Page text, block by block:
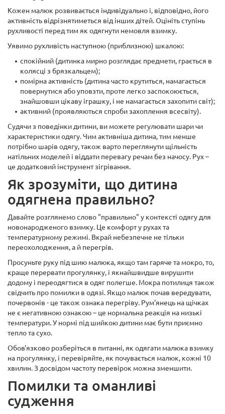
Кожен малюк розвивається індивідуально і, відповідно, його
активність відрізнятиметься від інших дітей. Оцініть ступінь
рухливості перед тим як одягнути немовля взимку.
Уявимо рухливість наступною (приблизною) шкалою:
спокійний (дитинка мирно розглядає предмети, грається в
колясці з брязкальцем);
помірна активність (дитина часто крутиться, намагається
повернутися або уповзти, проте легко заспокоюється,
знайшовши цікаву іграшку, і не намагається захопити світ);
активний (проявляються спроби захоплення всесвіту).
Судячи з поведінки дитини, ви можете регулювати шари чи
характеристики одягу. Чим активніша дитина, тим менше
потрібно шарів одягу, також варто переглянути щільність
натільних моделей і віддати перевагу речам без начосу. Рух –
це додатковий інструмент зігрівання.
Як зрозуміти, що дитина
одягнена правильно?
Давайте розглянемо слово "правильно" у контексті одягу для
новонародженого взимку. Це комфорт у рухах та
температурному режимі. Вкрай небезпечне не тільки
переохолодження, а й перегрів.
Просуньте руку під шию малюка, якщо там гаряче та мокро, то,
краще перервати прогулянку, і якнайшвидше вирушити
додому і переодягтися в одяг полегше. Мокра потилиця також
свідчить про помилки в одязі. Якщо малюк почав вередувати,
почервонів - це також ознака перегріву. Рум'янець на щічках
не є негативною ознакою – це нормальна реакція на низькі
температури. У нормі під шийкою дитини має бути приємно
тепло та сухо.
Обов'язково розберіться в питанні, як одягати малюка взимку
на прогулянку, і перевіряйте, як почувається малюк, кожні 10
хвилин. З досвідом частоту перевірок можна зменшити.
Помилки та оманливі
судження